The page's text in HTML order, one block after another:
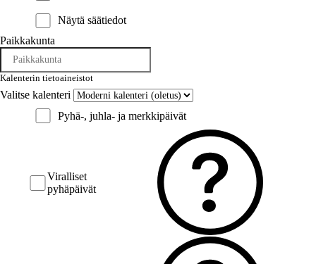
Näytä säätiedot
Paikkakunta
Kalenterin tietoaineistot
Valitse kalenteri
Pyhä-, juhla- ja merkkipäivät
Viralliset
pyhäpäivät